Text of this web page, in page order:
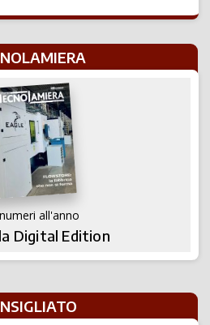
all'anno
Digital Edition